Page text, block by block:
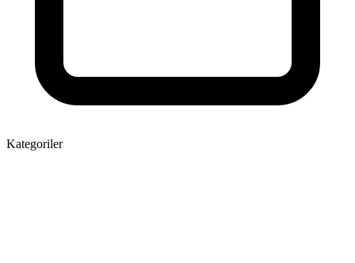
Kategoriler